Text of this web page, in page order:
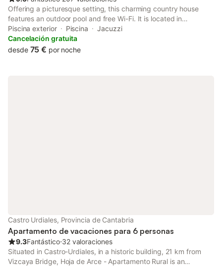
Offering a picturesque setting, this charming country house
features an outdoor pool and free Wi-Fi. It is located in
Secadura, 10 minutes’ drive from the beaches on the
Cantabrian coast. Rooms feature fantastic mountain views.
Piscina exterior Piscina
Jacuzzi
Cancelación gratuita
desde 75 € por noche
Castro Urdiales, Provincia de Cantabria
Apartamento de vacaciones para 6 personas
9.3Fantástico⋅32 valoraciones
Situated in Castro-Urdiales, in a historic building, 21 km from
Vizcaya Bridge, Hoja de Arce - Apartamento Rural is an